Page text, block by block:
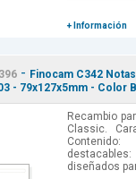
+ Información
- Finocam C342
- 79x127x5mm - Color
Recambio
Classic.
diseñados